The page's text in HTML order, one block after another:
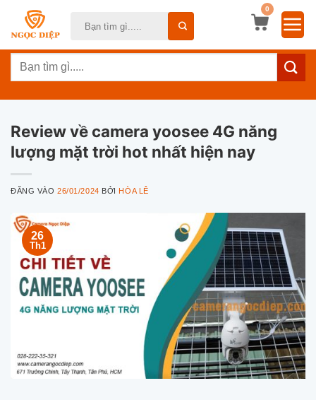
dung
0
Tìm
Review về camera yoosee 4G năng
lượng mặt trời hot nhất hiện nay
ĐĂNG VÀO26/01/2024 BỞIHÒA LÊ
26
Th1